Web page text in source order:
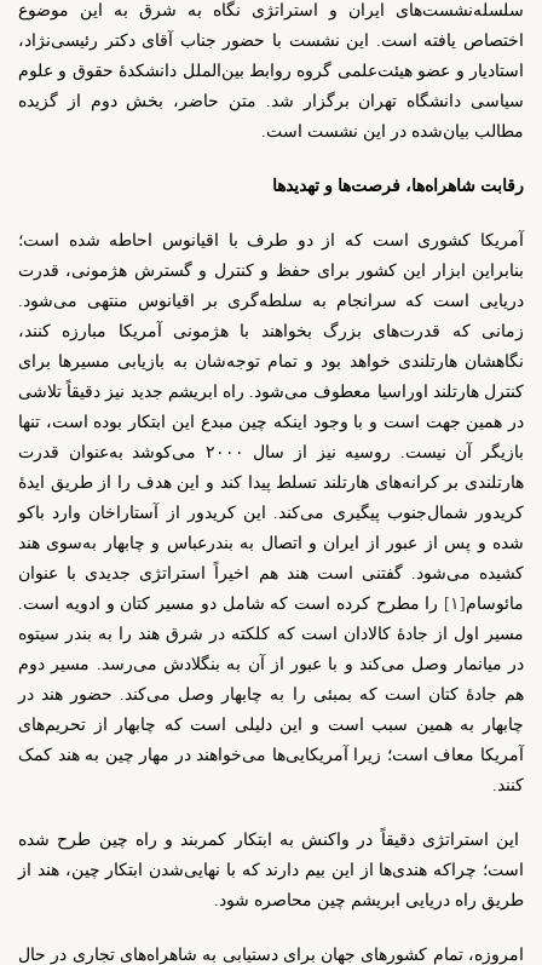
سلسله‌نشست‌های ایران و استراتژی نگاه به شرق به این موضوع
اختصاص یافته است. این نشست با حضور جناب آقای دکتر رئیسی‌نژاد،
استادیار و عضو هیئت‌علمی گروه روابط بین‌الملل دانشکدۀ حقوق و علوم
سیاسی دانشگاه تهران برگزار شد. متن حاضر، بخش دوم از گزیده‌
مطالب بیان‌شده در این نشست است.
رقابت شاهراه‌ها، فرصت‌ها و تهدیدها
آمریکا کشوری است که از دو طرف با اقیانوس احاطه شده است؛
بنابراین ابزار این کشور برای حفظ و کنترل و گسترش هژمونی، قدرت
دریایی است که سرانجام به سلطه‌گری بر اقیانوس منتهی می‌شود.
زمانی که قدرت‌های بزرگ بخواهند با هژمونی آمریکا مبارزه کنند،
نگاهشان هارتلندی خواهد بود و تمام توجه‌شان به بازیابی مسیرها برای
کنترل هارتلند اوراسیا معطوف می‌شود. راه ابریشم جدید نیز دقیقاً تلاشی
در همین جهت است و با وجود اینکه چین مبدع این ابتکار بوده است، تنها
بازیگر آن نیست. روسیه نیز از سال ۲۰۰۰ می‌کوشد به‌عنوان قدرت
هارتلندی بر کرانه‌های هارتلند تسلط پیدا کند و این هدف را از طریق ایدۀ
کریدور شمال‌جنوب پیگیری می‌کند. این کریدور از آستاراخان وارد باکو
شده و پس از عبور از ایران و اتصال به بندرعباس و چابهار به‌سوی هند
کشیده می‌شود. گفتنی است هند هم اخیراً استراتژی جدیدی با عنوان
مائوسام [۱]
را مطرح کرده است که شامل دو مسیر کتان و ادویه است.
مسیر اول از جادۀ کالادان است که کلکته در شرق هند را به بندر سیتوه
در میانمار وصل می‌کند و با عبور از آن به بنگلادش می‌رسد. مسیر دوم
هم جادۀ کتان است که بمبئی را به چابهار وصل می‌کند. حضور هند در
چابهار به همین سبب است و این دلیلی است که چابهار از تحریم‌های
آمریکا معاف است؛ زیرا آمریکایی‌ها می‌خواهند در مهار چین به هند کمک
کنند.
این استراتژی دقیقاً در واکنش به ابتکار کمربند و راه چین طرح شده
است؛ چراکه هندی‌ها از این بیم دارند که با نهایی‌شدن ابتکار چین، هند از
طریق راه دریایی ابریشم چین محاصره شود.
امروزه، تمام کشور‌های جهان برای دستیابی به شاهراه‌های تجاری در حال